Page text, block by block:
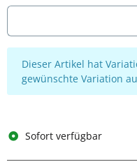
x
Dieser Artikel hat
gewünschte Variation
Sofort verfügbar